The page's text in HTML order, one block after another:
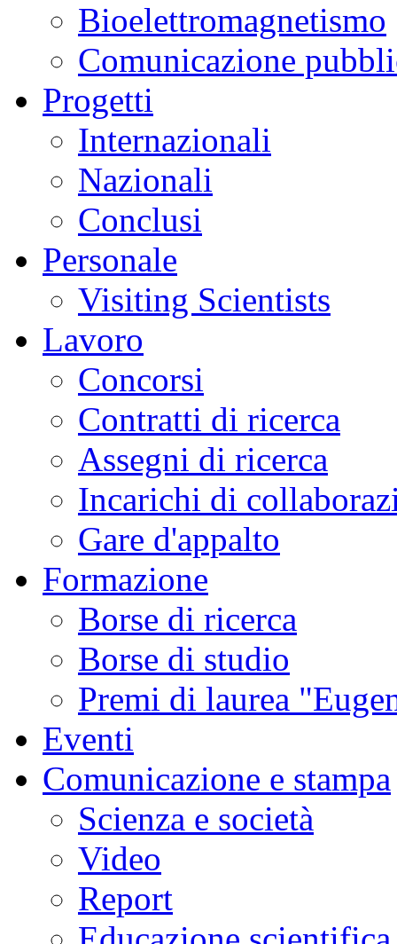
Bioelettromagnetismo
Comunicazione
Progetti
Internazionali
Nazionali
Conclusi
Personale
Visiting Scientists
Lavoro
Concorsi
Contratti di ricerca
Assegni di ricerca
Incarichi di
Gare d'appalto
Formazione
Borse di ricerca
Borse di studio
Premi di laurea
Eventi
Comunicazione e stampa
Scienza e società
Video
Report